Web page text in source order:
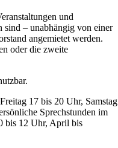
und
sind – unabhängig von einer
angemietet werden.
oder die zweite
17 bis 20 Uhr, Samstag
Sprechstunden im
bis 12 Uhr, April bis